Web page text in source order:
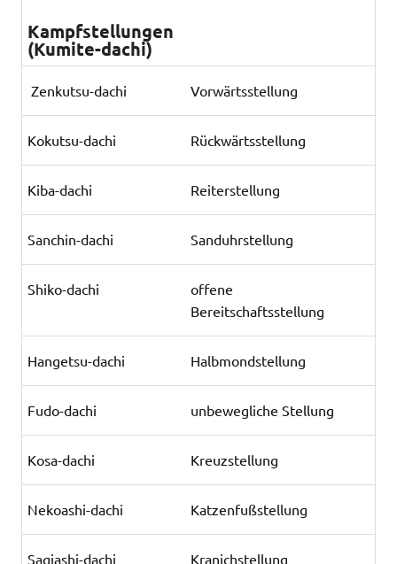
Kampfstellungen
(Kumite-dachi)
Zenkutsu-dachi Vorwärtsstellung
Kokutsu-dachi Rückwärtsstellung
Kiba-dachi Reiterstellung
Sanchin-dachi Sanduhrstellung
Shiko-dachi
offene
Bereitschaftsstellung
Hangetsu-dachi Halbmondstellung
Fudo-dachi unbewegliche Stellung
Kosa-dachi Kreuzstellung
Nekoashi-dachi Katzenfußstellung
Sagiashi-dachi Kranichstellung